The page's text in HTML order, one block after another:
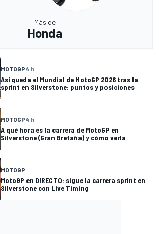
Más de
Honda
MOTOGP4 h
Así queda el Mundial de MotoGP 2026 tras la
sprint en Silverstone: puntos y posiciones
MOTOGP4 h
A qué hora es la carrera de MotoGP en
Silverstone (Gran Bretaña) y cómo verla
MOTOGP
MotoGP en DIRECTO: sigue la carrera sprint en
Silverstone con Live Timing